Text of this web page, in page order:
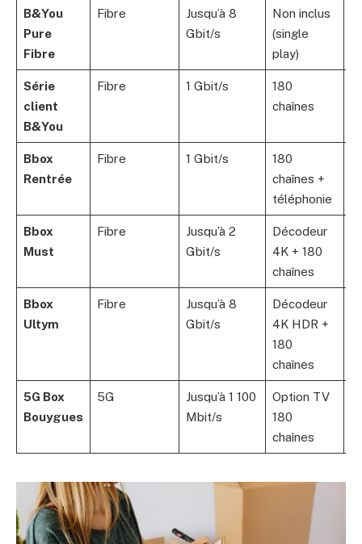
B&You
Pure
Fibre
Fibre
Jusqu’à 8
Gbit/s
Non inclus
(single
play)
Série
client
B&You
Fibre 1 Gbit/s
180
chaînes
Bbox
Rentrée
Fibre 1 Gbit/s
180
chaînes +
téléphonie
Bbox
Must
Fibre
Jusqu’à 2
Gbit/s
Décodeur
4K + 180
chaînes
Bbox
Ultym
Fibre
Jusqu’à 8
Gbit/s
Décodeur
4K HDR +
180
chaînes
5G Box
Bouygues
5G
Jusqu’à 1 100
Mbit/s
Option TV
180
chaînes